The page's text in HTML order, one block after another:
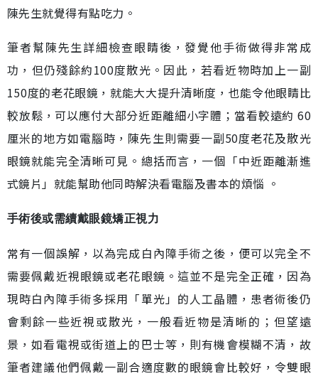
陳先生就覺得有點吃力。
筆者幫陳先生詳細檢查眼睛後，發覺他手術做得非常成
功，但仍殘餘約100度散光。因此，若看近物時加上一副
150度的老花眼鏡，就能大大提升清晰度，也能令他眼睛比
較放鬆，可以應付大部分近距離細小字體；當看較遠約 60
厘米的地方如電腦時，陳先生則需要一副50度老花及散光
眼鏡就能完全清晰可見。總括而言，一個「中近距離漸進
式鏡片」就能幫助他同時解決看電腦及書本的煩惱 。
手術後或需續戴眼鏡矯正視力
常有一個誤解，以為完成白內障手術之後，便可以完全不
需要佩戴近視眼鏡或老花眼鏡。這並不是完全正確，因為
現時白內障手術多採用「單光」的人工晶體，患者術後仍
會剩餘一些近視或散光，一般看近物是清晰的；但望遠
景，如看電視或街道上的巴士等，則有機會模糊不清，故
筆者建議他們佩戴一副合適度數的眼鏡會比較好，令雙眼